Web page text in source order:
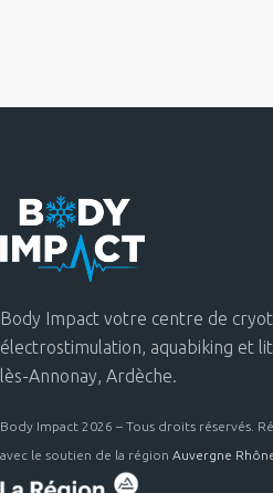
Body Impact votre centre de
électrostimulation, aquabiking et
lès-Annonay, Ardèche.
Body Impact 2026 – Tous droits réservés.
avec le soutien de la région Auvergne